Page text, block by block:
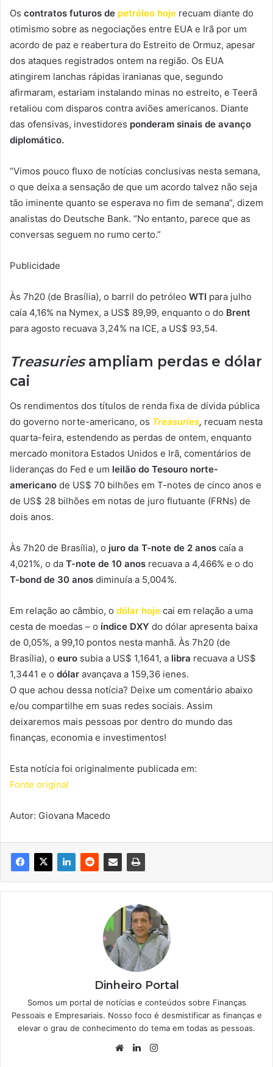
Os contratos futuros de petróleo hoje recuam diante do
otimismo sobre as negociações entre EUA e Irã por um
acordo de paz e reabertura do Estreito de Ormuz, apesar
dos ataques registrados ontem na região. Os EUA
atingirem lanchas rápidas iranianas que, segundo
afirmaram, estariam instalando minas no estreito, e Teerã
retaliou com disparos contra aviões americanos. Diante
das ofensivas, investidores ponderam sinais de avanço
diplomático.
“Vimos pouco fluxo de notícias conclusivas nesta semana,
o que deixa a sensação de que um acordo talvez não seja
tão iminente quanto se esperava no fim de semana”, dizem
analistas do Deutsche Bank. “No entanto, parece que as
conversas seguem no rumo certo.”
Publicidade
Às 7h20 (de Brasília), o barril do petróleo WTI para julho
caía 4,16% na Nymex, a US$ 89,99, enquanto o do Brent
para agosto recuava 3,24% na ICE, a US$ 93,54.
Treasuriesampliam perdas e dólar
cai
Os rendimentos dos títulos de renda fixa de dívida pública
do governo norte-americano, os Treasuries, recuam nesta
quarta-feira, estendendo as perdas de ontem, enquanto
mercado monitora Estados Unidos e Irã, comentários de
lideranças do Fed e um leilão do Tesouro norte-
americano de US$ 70 bilhões em T-notes de cinco anos e
de US$ 28 bilhões em notas de juro flutuante (FRNs) de
dois anos.
Às 7h20 de Brasília), o juro da T-note de 2 anos caía a
4,021%, o da T-note de 10 anos recuava a 4,466% e o do
T-bond de 30 anos diminuía a 5,004%.
Em relação ao câmbio, o dólar hoje cai em relação a uma
cesta de moedas – o índice DXY do dólar apresenta baixa
de 0,05%, a 99,10 pontos nesta manhã. Às 7h20 (de
Brasília), o euro subia a US$ 1,1641, a libra recuava a US$
1,3441 e o dólar avançava a 159,36 ienes.
O que achou dessa notícia? Deixe um comentário abaixo
e/ou compartilhe em suas redes sociais. Assim
deixaremos mais pessoas por dentro do mundo das
finanças, economia e investimentos!
Esta notícia foi originalmente publicada em:
Fonte original
Autor: Giovana Macedo
Dinheiro Portal
Somos um portal de notícias e conteúdos sobre Finanças
Pessoais e Empresariais. Nosso foco é desmistificar as finanças e
elevar o grau de conhecimento do tema em todas as pessoas.
WebsiteLinkedin